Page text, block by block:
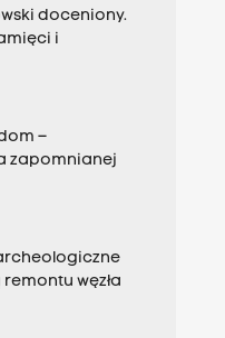
doceniony.
i
–
zapomnianej
węzła